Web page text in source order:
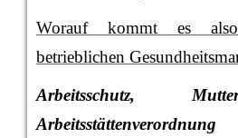
Worauf kommt es
betrieblichen
Arbeitsschutz,
Arbeitsstättenverordnung